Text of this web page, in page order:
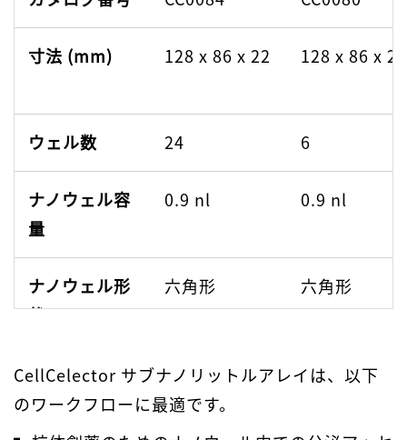
寸法 (mm) 128 x 86 x 22 128 x 86 x 22
ウェル数 24 6
ナノウェル容
量
0.9 nl 0.9 nl
ナノウェル形
状
六角形 六角形
ナノウェルサ
イズ
100 µm 100 µm
CellCelector サブナノリットルアレイは、以下
のワークフローに最適です。